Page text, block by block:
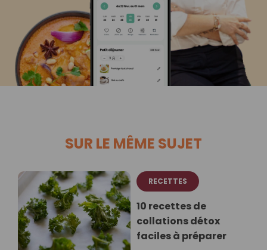
SUR LE MÊME SUJET
RECETTES
10 recettes de
collations détox
faciles à préparer